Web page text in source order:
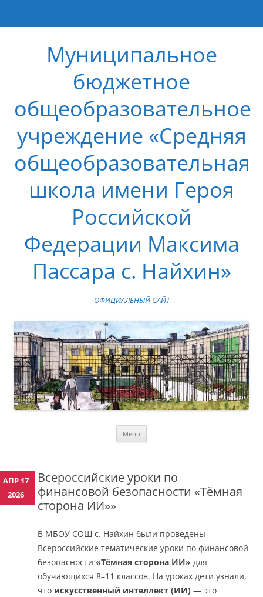
Муниципальное
бюджетное
общеобразовательное
учреждение «Средняя
общеобразовательная
школа имени Героя
Российской
Федерации Максима
Пассара с. Найхин»
ОФИЦИАЛЬНЫЙ САЙТ
Menu
Всероссийские уроки по
финансовой безопасности «Тёмная
сторона ИИ»»
В МБОУ СОШ с. Найхин были проведены
Всероссийские тематические уроки по финансовой
безопасности «Тёмная сторона ИИ» для
обучающихся 8–11 классов. На уроках дети узнали,
что искусственный интеллект (ИИ) — это
АПР 17
2026